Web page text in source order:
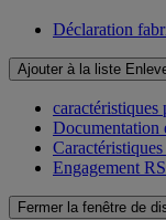
Déclaration
Ajouter à la liste
caractéristiques
Documentation
Engagement
Fermer la fenêtre de